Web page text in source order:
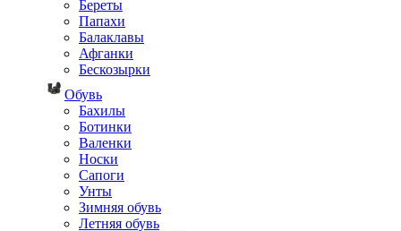
Береты
Папахи
Балаклавы
Афганки
Бескозырки
Обувь
Бахилы
Ботинки
Валенки
Носки
Сапоги
Унты
Зимняя обувь
Летняя обувь